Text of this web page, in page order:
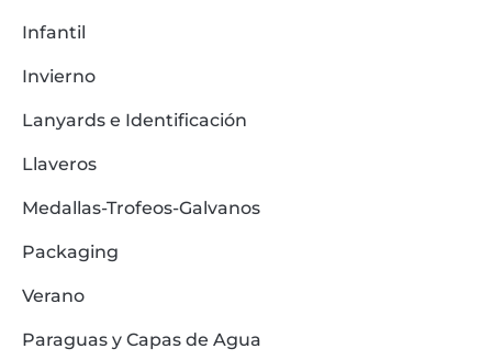
Infantil
Invierno
Lanyards e Identificación
Llaveros
Medallas-Trofeos-Galvanos
Packaging
Verano
Paraguas y Capas de Agua